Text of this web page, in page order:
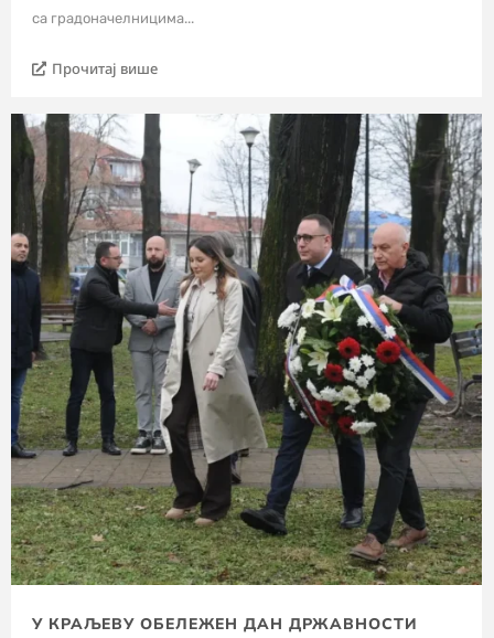
са градоначелницима...
Прочитај више
У КРАЉЕВУ ОБЕЛЕЖЕН ДАН ДРЖАВНОСТИ